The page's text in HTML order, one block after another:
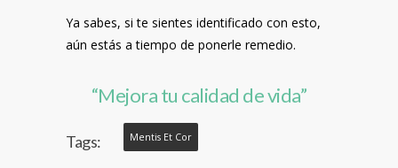
Ya sabes, si te sientes identificado con esto,
aún estás a tiempo de ponerle remedio.
“Mejora tu calidad de vida”
Tags: Mentis Et Cor